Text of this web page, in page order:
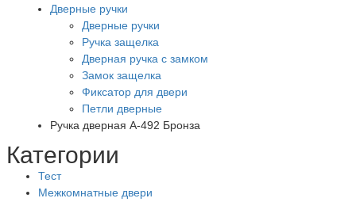
Дверные ручки
Дверные ручки
Ручка защелка
Дверная ручка с замком
Замок защелка
Фиксатор для двери
Петли дверные
Ручка дверная A-492 Бронза
Категории
Тест
Межкомнатные двери